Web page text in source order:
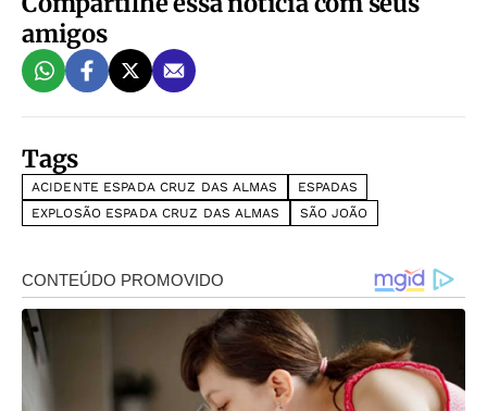
amigos
Tags
ACIDENTE ESPADA CRUZ DAS ALMAS
ESPADAS
EXPLOSÃO ESPADA CRUZ DAS ALMAS
SÃO JOÃO